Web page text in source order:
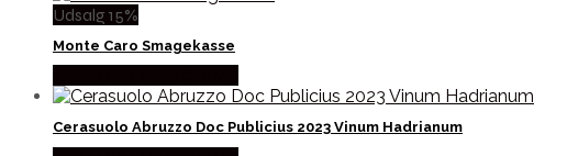
Udsalg 15%
Monte Caro Smagekasse
Cerasuolo Abruzzo Doc Publicius 2023 Vinum Hadrianum